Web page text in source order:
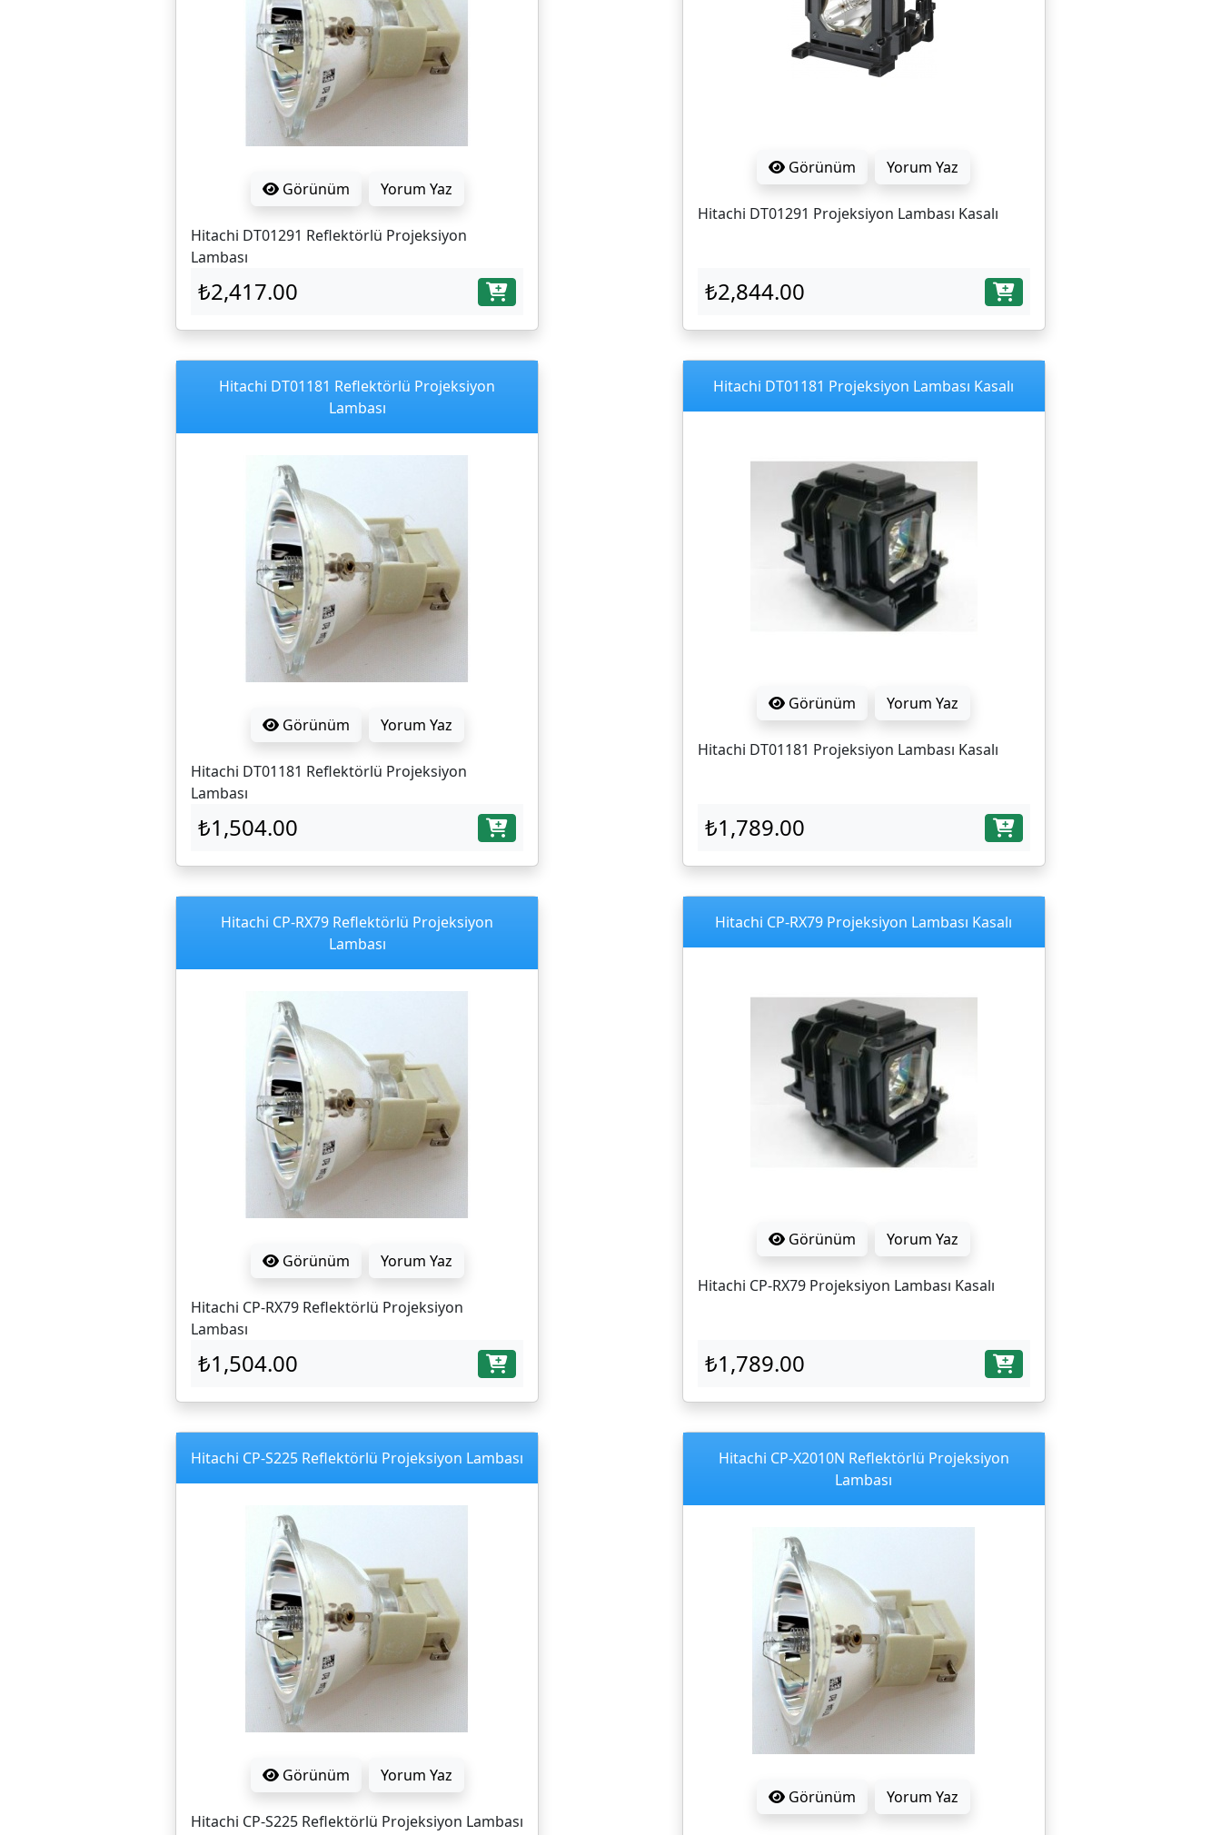
Görünüm Yorum Yaz
Hitachi DT01291 Reflektörlü Projeksiyon
Lambası
₺2,417.00
Görünüm Yorum Yaz
Hitachi DT01291 Projeksiyon Lambası Kasalı
₺2,844.00
Hitachi DT01181 Reflektörlü Projeksiyon
Lambası
Görünüm Yorum Yaz
Hitachi DT01181 Reflektörlü Projeksiyon
Lambası
₺1,504.00
Hitachi DT01181 Projeksiyon Lambası Kasalı
Görünüm Yorum Yaz
Hitachi DT01181 Projeksiyon Lambası Kasalı
₺1,789.00
Hitachi CP-RX79 Reflektörlü Projeksiyon
Lambası
Görünüm Yorum Yaz
Hitachi CP-RX79 Reflektörlü Projeksiyon
Lambası
₺1,504.00
Hitachi CP-RX79 Projeksiyon Lambası Kasalı
Görünüm Yorum Yaz
Hitachi CP-RX79 Projeksiyon Lambası Kasalı
₺1,789.00
Hitachi CP-S225 Reflektörlü Projeksiyon Lambası
Görünüm Yorum Yaz
Hitachi CP-S225 Reflektörlü Projeksiyon Lambası
Hitachi CP-X2010N Reflektörlü Projeksiyon
Lambası
Görünüm Yorum Yaz